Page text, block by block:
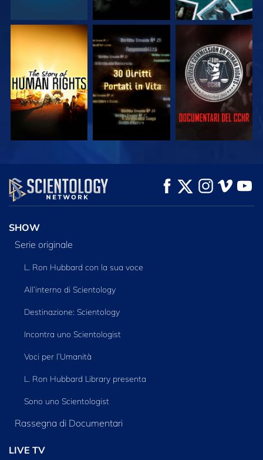
GUARDA GUARDA GUARDA
GUARDA
ESPLORA LE
SERIE
SHOW
Serie originale
L. Ron Hubbard con la sua voce
All’interno di Scientology
Destinazione: Scientology
Incontra uno Scientologist
Voci per l’Umanità
L. Ron Hubbard Library presenta
Sono uno Scientologist
Rassegna di Documentari
LIVE TV